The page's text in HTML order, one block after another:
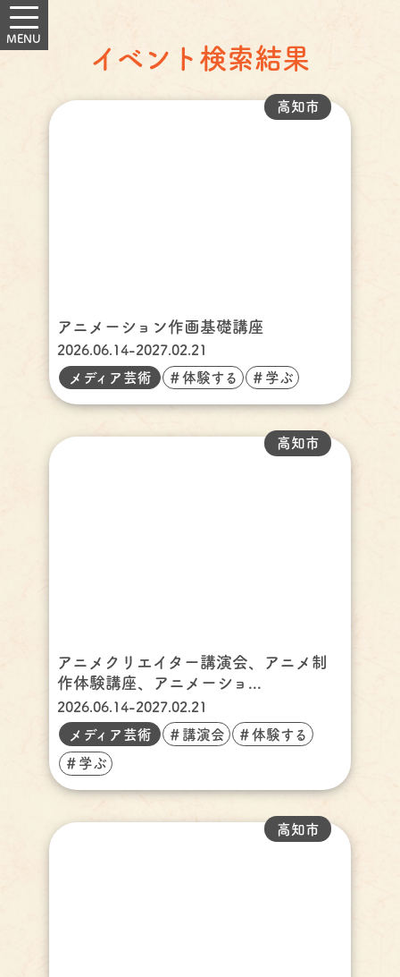
イベント検索結果
アニメーション作画基礎講座
高知市
2026.06.14-2027.02.21
メディア芸術
＃体験する ＃学ぶ
アニメクリエイター講演会、アニメ制
作体験講座、アニメーショ...
高知市
2026.06.14-2027.02.21
メディア芸術
＃講演会 ＃体験する
＃学ぶ
高知市